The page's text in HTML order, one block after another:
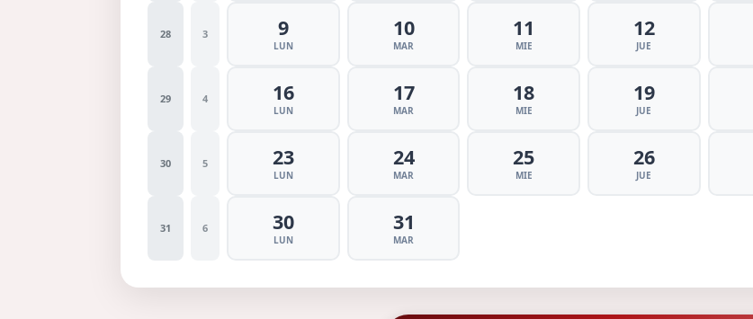
28 3 9
LUN
10
MAR
11
MIE
12
JUE
29 4 16
LUN
17
MAR
18
MIE
19
JUE
30 5 23
LUN
24
MAR
25
MIE
26
JUE
31 6 30
LUN
31
MAR